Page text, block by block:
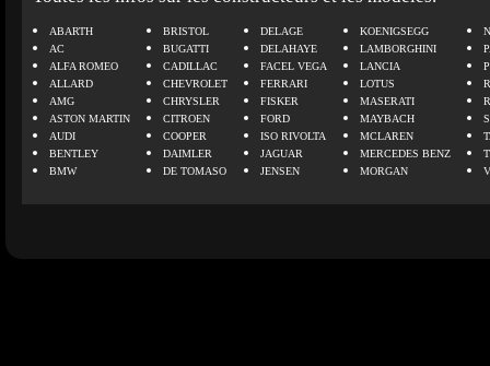
ABARTH
AC
ALFA ROMEO
ALLARD
AMG
ASTON MARTIN
AUDI
BENTLEY
BMW
BRISTOL
BUGATTI
CADILLAC
CHEVROLET
CHRYSLER
CITROEN
COOPER
DAIMLER
DE TOMASO
DELAGE
DELAHAYE
FACEL VEGA
FERRARI
FISKER
FORD
ISO RIVOLTA
JAGUAR
JENSEN
KOENIGSEGG
LAMBORGHINI
LANCIA
LOTUS
MASERATI
MAYBACH
MCLAREN
MERCEDES BENZ
MORGAN